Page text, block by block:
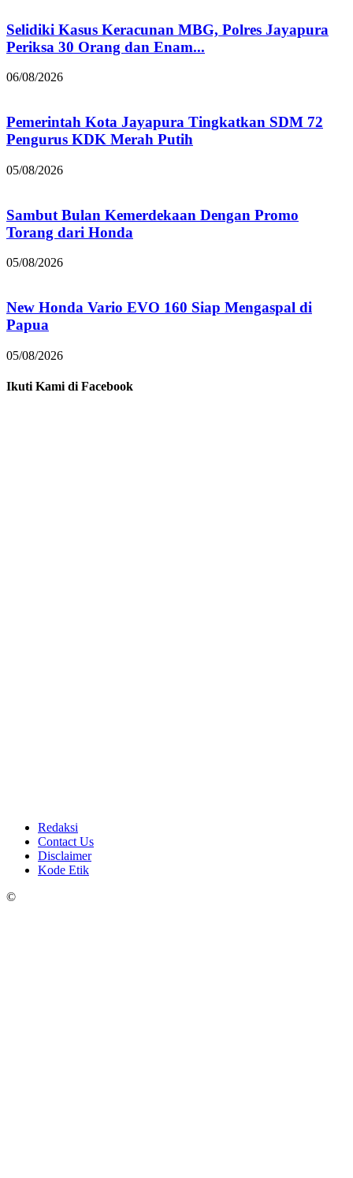
Selidiki Kasus Keracunan MBG, Polres Jayapura
Periksa 30 Orang dan Enam...
06/08/2026
Pemerintah Kota Jayapura Tingkatkan SDM 72
Pengurus KDK Merah Putih
05/08/2026
Sambut Bulan Kemerdekaan Dengan Promo
Torang dari Honda
05/08/2026
New Honda Vario EVO 160 Siap Mengaspal di
Papua
05/08/2026
Ikuti Kami di Facebook
Redaksi
Contact Us
Disclaimer
Kode Etik
©